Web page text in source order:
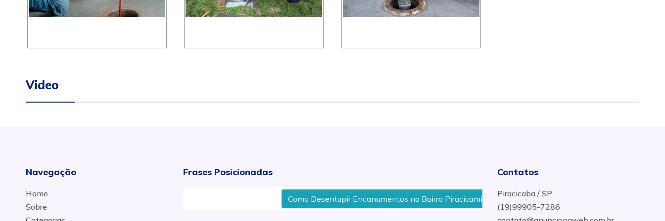
Video
Navegação
Home
Sobre
Frases Posicionadas
Como Desentupir Encanamentos no Bairro Piracicamirim em Piracicaba - SP
Contatos
Piracicaba / SP
(19)99905-7286